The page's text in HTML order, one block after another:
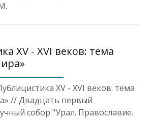
XV - XVI веков: тема
XV - XVI веков: тема
// Двадцать первый
собор "Урал. Православие.